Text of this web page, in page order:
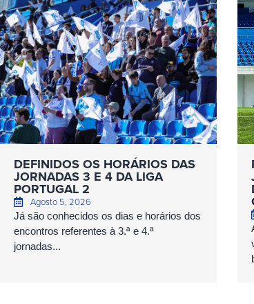
DEFINIDOS OS HORÁRIOS DAS
JORNADAS 3 E 4 DA LIGA
PORTUGAL 2
Agosto 5, 2026
Já são conhecidos os dias e horários dos
encontros referentes à 3.ª e 4.ª
jornadas...